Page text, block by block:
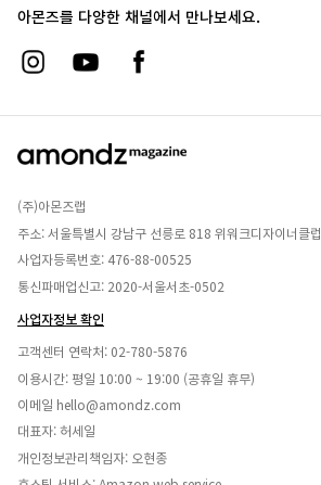
아몬즈를 다양한 채널에서 만나보세요.
(주)아몬즈랩
주소: 서울특별시 강남구 선릉로 818 위워크디자이너클
사업자등록번호: 476-88-00525
통신파매업신고: 2020-서울서초-0502
사업자정보 확인
고객센터 연락처: 02-780-5876
이용시간: 평일 10:00 ~ 19:00 (공휴일 휴무)
이메일 hello@amondz.com
대표자: 허세일
개인정보관리책임자: 오현종